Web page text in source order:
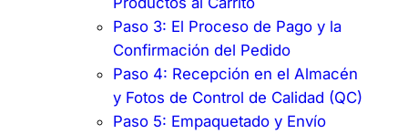
Paso 3: El Proceso de Pago y la
Confirmación del Pedido
Paso 4: Recepción en el Almacén
y Fotos de Control de Calidad (QC)
Paso 5: Empaquetado y Envío